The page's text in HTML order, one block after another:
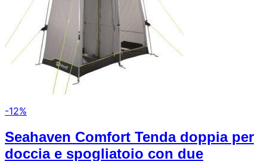
-12%
Seahaven Comfort Tenda doppia per
doccia e spogliatoio con due